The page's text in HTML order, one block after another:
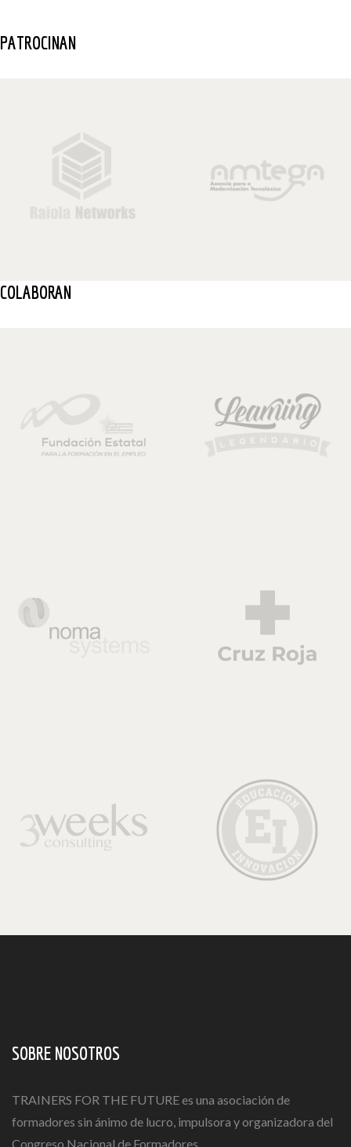
PATROCINAN
COLABORAN
SOBRE NOSOTROS
TRAINERS FOR THE FUTURE es una asociación de
formadores sin ánimo de lucro, impulsora y organizadora del
Congreso Nacional de Formadores.